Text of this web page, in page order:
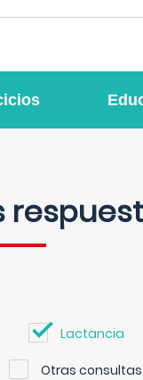
Lactancia
Otras consultas